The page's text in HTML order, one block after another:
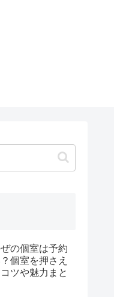
の個室は予約
個室を押さえ
ツや魅力まと